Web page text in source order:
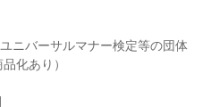
ニバーサルマナー検定等の団体